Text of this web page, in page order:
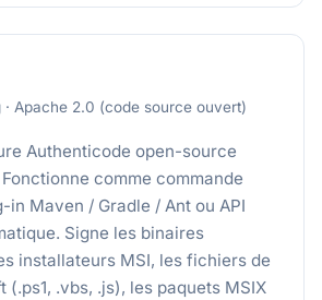
· Apache 2.0 (code source ouvert)
Authenticode open-source
comme commande
in Maven / Gradle / Ant ou API
Signe les binaires
installateurs MSI, les fichiers de
.vbs, .js), les paquets MSIX